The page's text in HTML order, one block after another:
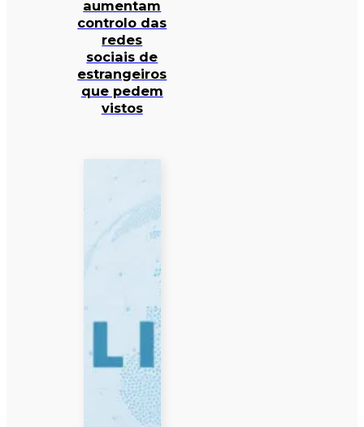
aumentam
controlo das
redes
sociais de
estrangeiros
que pedem
vistos